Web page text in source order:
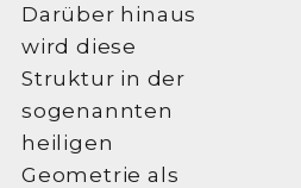
Darüber hinaus
wird diese
Struktur in der
sogenannten
heiligen
Geometrie als